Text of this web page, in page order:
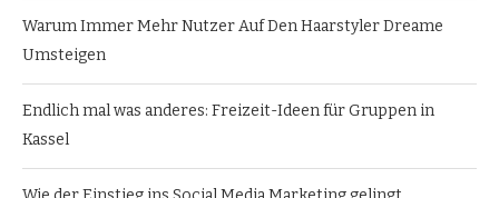
Warum Immer Mehr Nutzer Auf Den Haarstyler Dreame
Umsteigen
Endlich mal was anderes: Freizeit-Ideen für Gruppen in
Kassel